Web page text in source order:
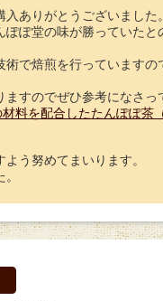
ありがとうございました。
ぽぽ堂の味が勝っていたと
術で焙煎を行っていますの
すのでぜひ参考になさっ
料を配合したたんぽぽ茶
う努めてまいります。